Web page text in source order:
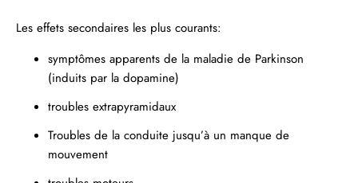
Les effets secondaires les plus courants:
symptômes apparents de la maladie de Parkinson
(induits par la dopamine)
troubles extrapyramidaux
Troubles de la conduite jusqu’à un manque de
mouvement